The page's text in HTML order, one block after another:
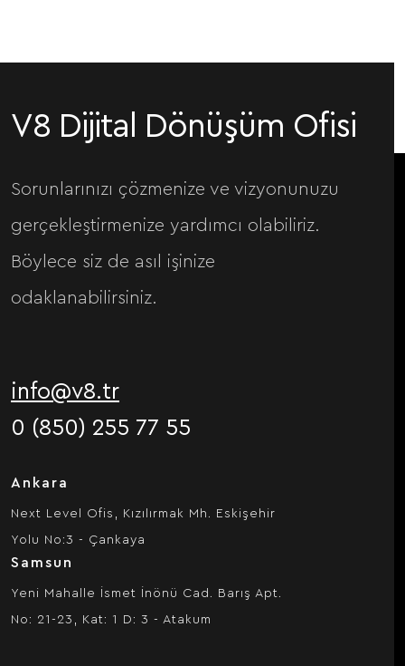
V8 Dijital Dönüşüm Ofisi
Sorunlarınızı çözmenize ve vizyonunuzu
gerçekleştirmenize yardımcı olabiliriz.
Böylece siz de asıl işinize
odaklanabilirsiniz.
info@v8.tr
0 (850) 255 77 55
Ankara
Next Level Ofis, Kızılırmak Mh. Eskişehir
Yolu No:3 - Çankaya
Samsun
Yeni Mahalle İsmet İnönü Cad. Barış Apt.
No: 21-23, Kat: 1 D: 3 - Atakum